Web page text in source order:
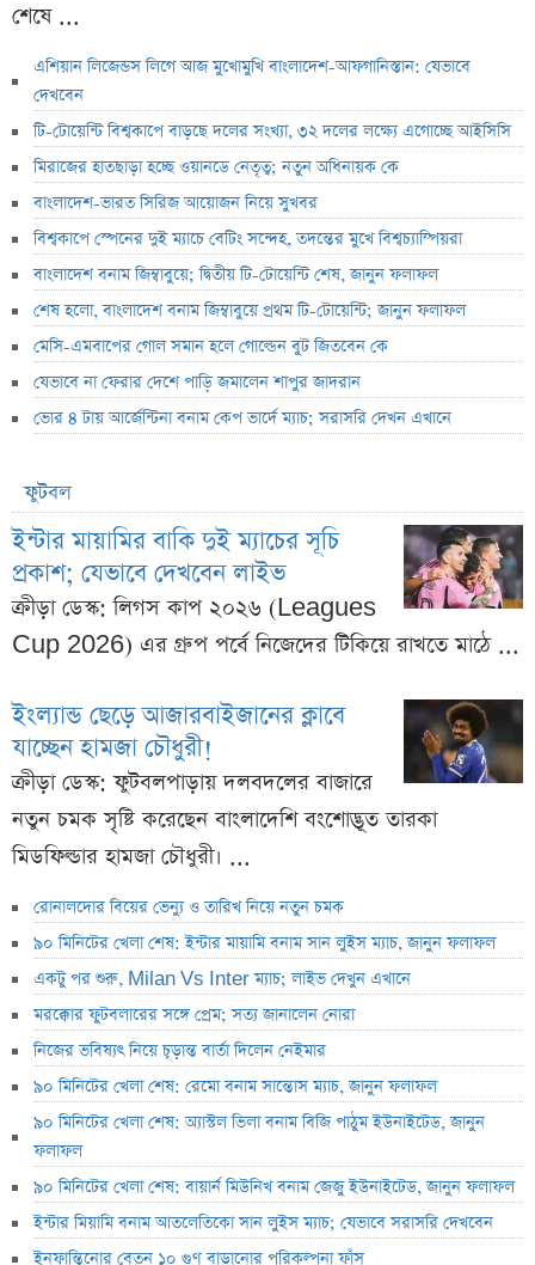
শেষে ...
এশিয়ান লিজেন্ডস লিগে আজ মুখোমুখি বাংলাদেশ-আফগানিস্তান: যেভাবে
দেখবেন
টি-টোয়েন্টি বিশ্বকাপে বাড়ছে দলের সংখ্যা, ৩২ দলের লক্ষ্যে এগোচ্ছে আইসিসি
মিরাজের হাতছাড়া হচ্ছে ওয়ানডে নেতৃত্ব; নতুন অধিনায়ক কে
বাংলাদেশ-ভারত সিরিজ আয়োজন নিয়ে সুখবর
বিশ্বকাপে স্পেনের দুই ম্যাচে বেটিং সন্দেহ, তদন্তের মুখে বিশ্বচ্যাম্পিয়রা
বাংলাদেশ বনাম জিম্বাবুয়ে; দ্বিতীয় টি-টোয়েন্টি শেষ, জানুন ফলাফল
শেষ হলো, বাংলাদেশ বনাম জিম্বাবুয়ে প্রথম টি-টোয়েন্টি; জানুন ফলাফল
মেসি-এমবাপের গোল সমান হলে গোল্ডেন বুট জিতবেন কে
যেভাবে না ফেরার দেশে পাড়ি জমালেন শাপুর জাদরান
ভোর ৪ টায় আর্জেন্টিনা বনাম কেপ ভার্দে ম্যাচ; সরাসরি দেখন এখানে
ফুটবল
ইন্টার মায়ামির বাকি দুই ম্যাচের সূচি
প্রকাশ; যেভাবে দেখবেন লাইভ
ক্রীড়া ডেস্ক: লিগস কাপ ২০২৬ (Leagues
Cup 2026) এর গ্রুপ পর্বে নিজেদের টিকিয়ে রাখতে মাঠে ...
ইংল্যান্ড ছেড়ে আজারবাইজানের ক্লাবে
যাচ্ছেন হামজা চৌধুরী!
ক্রীড়া ডেস্ক: ফুটবলপাড়ায় দলবদলের বাজারে
নতুন চমক সৃষ্টি করেছেন বাংলাদেশি বংশোদ্ভূত তারকা
মিডফিল্ডার হামজা চৌধুরী। ...
রোনালদোর বিয়ের ভেন্যু ও তারিখ নিয়ে নতুন চমক
৯০ মিনিটের খেলা শেষ: ইন্টার মায়ামি বনাম সান লুইস ম্যাচ, জানুন ফলাফল
একটু পর শুরু, Milan Vs Inter ম্যাচ; লাইভ দেখুন এখানে
মরক্কোর ফুটবলারের সঙ্গে প্রেম; সত্য জানালেন নোরা
নিজের ভবিষ্যৎ নিয়ে চূড়ান্ত বার্তা দিলেন নেইমার
৯০ মিনিটের খেলা শেষ: রেমো বনাম সান্তোস ম্যাচ, জানুন ফলাফল
৯০ মিনিটের খেলা শেষ: অ্যাস্টল ভিলা বনাম বিজি পাঠুম ইউনাইটেড, জানুন
ফলাফল
৯০ মিনিটের খেলা শেষ: বায়ার্ন মিউনিখ বনাম জেজু ইউনাইটেড, জানুন ফলাফল
ইন্টার মিয়ামি বনাম আতলেতিকো সান লুইস ম্যাচ; যেভাবে সরাসরি দেখবেন
ইনফান্তিনোর বেতন ১০ গুণ বাড়ানোর পরিকল্পনা ফাঁস